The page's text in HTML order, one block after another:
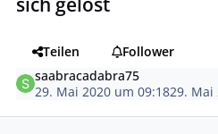
Teilen
Follower
saabracadabra75
29. Mai 2020 um 09:1829. Mai